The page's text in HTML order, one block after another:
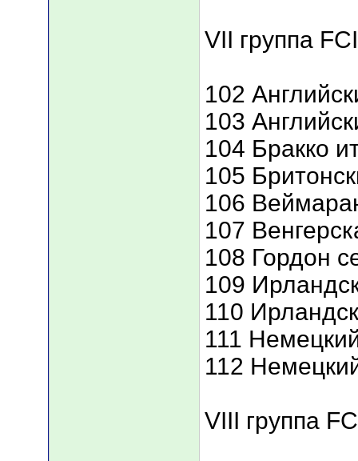
VII группа
102
103
104 Бракко
105
106
107
108 Гордон
109
110
111
112
VIII группа